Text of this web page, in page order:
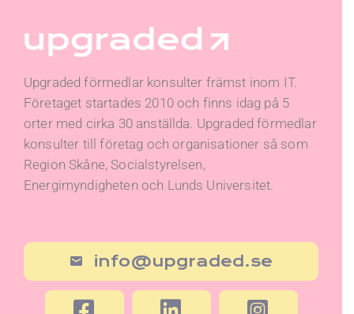
Upgraded förmedlar konsulter främst inom IT.
Företaget startades 2010 och finns idag på 5
orter med cirka 30 anställda. Upgraded förmedlar
konsulter till företag och organisationer så som
Region Skåne, Socialstyrelsen,
Energimyndigheten och Lunds Universitet.
info@upgraded.se